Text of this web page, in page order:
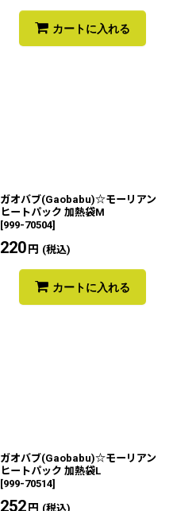
カートに入れる
ガオバブ(Gaobabu)☆モーリアン
ヒートパック 加熱袋M
[999-70504]
220円 (税込)
カートに入れる
ガオバブ(Gaobabu)☆モーリアン
ヒートパック 加熱袋L
[999-70514]
252円 (税込)